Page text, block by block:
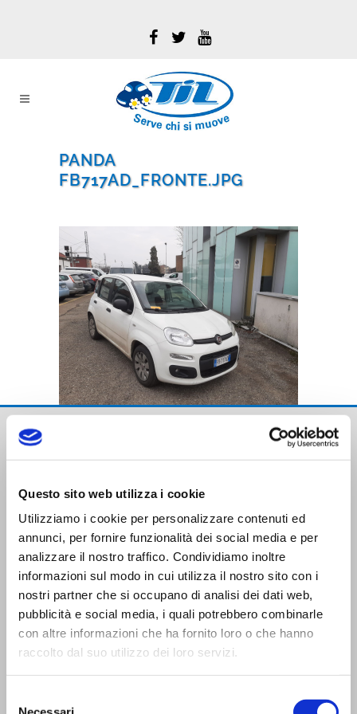
Questo sito web utilizza i cookie
Utilizziamo i cookie per personalizzare contenuti ed
annunci, per fornire funzionalità dei social media e per
analizzare il nostro traffico. Condividiamo inoltre
informazioni sul modo in cui utilizza il nostro sito con i
nostri partner che si occupano di analisi dei dati web,
pubblicità e social media, i quali potrebbero combinarle
con altre informazioni che ha fornito loro o che hanno
raccolto dal suo utilizzo dei loro servizi.
PANDA
FB717AD_FRONTE.JPG
Trasporti Integrati e Logistica S.r.l.
Servizi e Management TIL srl a socio unico
CONTATTI